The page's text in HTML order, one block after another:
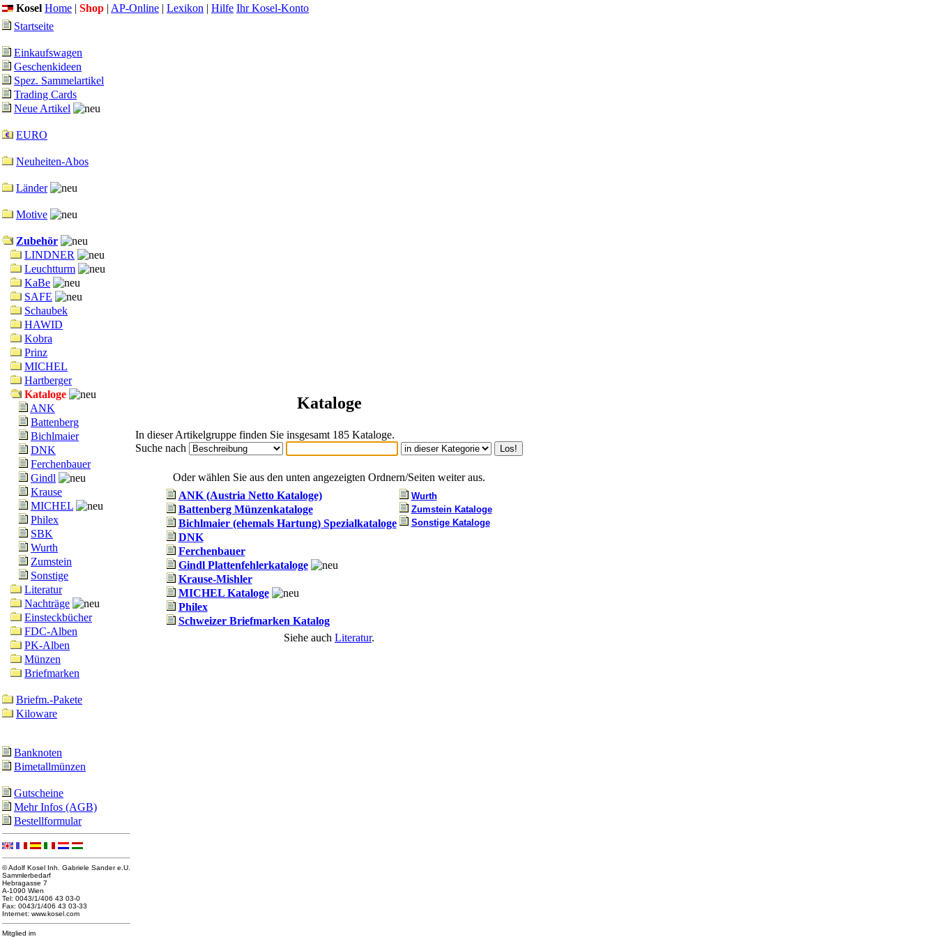
Kosel Home | Shop | AP-Online | Lexikon | Hilfe Ihr Kosel-Konto
Startseite
Einkaufswagen
Geschenkideen
Spez. Sammelartikel
Trading Cards
Neue Artikel
EURO
Neuheiten-Abos
Länder
Motive
Zubehör
LINDNER
Leuchtturm
KaBe
SAFE
Schaubek
HAWID
Kobra
Prinz
MICHEL
Hartberger
Kataloge
ANK
Battenberg
Bichlmaier
DNK
Ferchenbauer
Gindl
Krause
MICHEL
Philex
SBK
Wurth
Zumstein
Sonstige
Literatur
Nachträge
Einsteckbücher
FDC-Alben
PK-Alben
Münzen
Briefmarken
Briefm.-Pakete
Kiloware
Banknoten
Bimetallmünzen
Gutscheine
Mehr Infos (AGB)
Bestellformular
© Adolf Kosel Inh. Gabriele Sander e.U.
Sammlerbedarf
Hebragasse 7
A-1090 Wien
Tel: 0043/1/406 43 03-0
Fax: 0043/1/406 43 03-33
Internet: www.kosel.com
Mitglied im
Kataloge
In dieser Artikelgruppe finden Sie insgesamt 185 Kataloge.
Suche nach
Oder wählen Sie aus den unten angezeigten Ordnern/Seiten weiter aus.
ANK (Austria Netto Kataloge)
Battenberg Münzenkataloge
Bichlmaier (ehemals Hartung) Spezialkataloge
DNK
Ferchenbauer
Gindl Plattenfehlerkataloge
Krause-Mishler
MICHEL Kataloge
Philex
Schweizer Briefmarken Katalog
Wurth
Zumstein Kataloge
Sonstige Kataloge
Siehe auch Literatur.